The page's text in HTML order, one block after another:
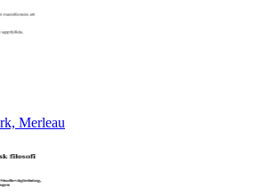
Merleau